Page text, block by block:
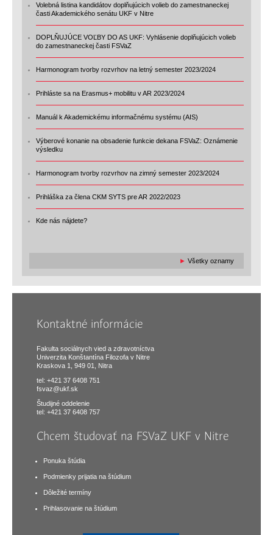
Volebná listina kandidátov doplňujúcich volieb do zamestnaneckej
časti Akademického senátu UKF v Nitre
DOPLŇUJÚCE VOĽBY DO AS UKF: Vyhlásenie doplňujúcich volieb
do zamestnaneckej časti FSVaZ
Harmonogram tvorby rozvrhov na letný semester 2023/2024
Prihláste sa na Erasmus+ mobilitu v AR 2023/2024
Manuál k Akademickému informačnému systému (AIS)
Výberové konanie na obsadenie funkcie dekana FSVaZ: Oznámenie
výsledku
Harmonogram tvorby rozvrhov na zimný semester 2023/2024
Prihláška za člena CKM SYTS pre AR 2022/2023
Kde nás nájdete?
► Všetky oznamy
Kontaktné informácie
Fakulta sociálnych vied a zdravotníctva
Univerzita Konštantína Filozofa v Nitre
Kraskova 1, 949 01, Nitra
tel: +421 37 6408 751
fsvaz@ukf.sk
Študijné oddelenie
tel: +421 37 6408 757
Chcem študovať na FSVaZ UKF v Nitre
Ponuka štúdia
Podmienky prijatia na štúdium
Dôležité termíny
Prihlasovanie na štúdium